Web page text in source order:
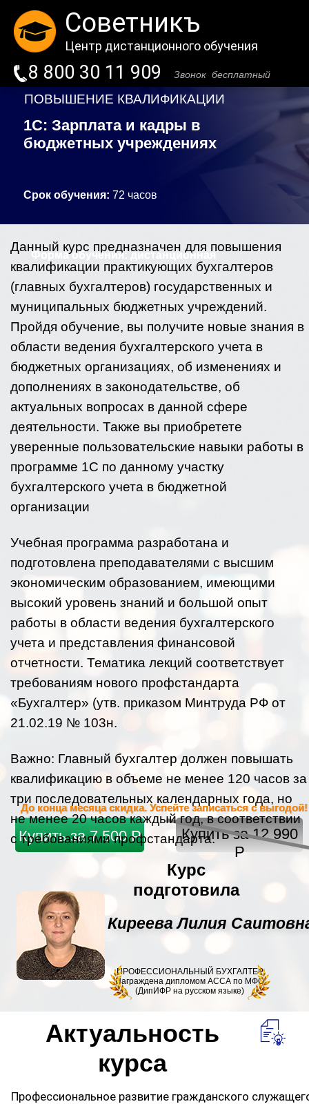
Советникъ
Центр дистанционного обучения
8 800 30 11 909 Звонок бесплатный
ПОВЫШЕНИЕ КВАЛИФИКАЦИИ
1С: Зарплата и кадры в
бюджетных учреждениях
Срок обучения: 72 часов
До конца месяца скидка. Успейте записаться с выгодой!
Купить за 12 990
Р
Купить за 7 500 Р
Курс
подготовила
Киреева Лилия
ПРОФЕССИОНАЛЬНЫЙ БУХГАЛТЕР
Награждена дипломом АССА по МФО
(ДипИФР на русском языке)
Данный курс предназначен для повышения
квалификации практикующих бухгалтеров
(главных бухгалтеров) государственных и
муниципальных бюджетных учреждений.
Пройдя обучение, вы получите новые знания в
области ведения бухгалтерского учета в
бюджетных организациях, об изменениях и
дополнениях в законодательстве, об
актуальных вопросах в данной сфере
деятельности. Также вы приобретете
уверенные пользовательские навыки работы в
программе 1С по данному участку
бухгалтерского учета в бюджетной
организации
Учебная программа разработана и
подготовлена преподавателями с высшим
экономическим образованием, имеющими
высокий уровень знаний и большой опыт
работы в области ведения бухгалтерского
учета и представления финансовой
отчетности. Тематика лекций соответствует
требованиям нового профстандарта
«Бухгалтер» (утв. приказом Минтруда РФ от
21.02.19 № 103н.
Важно: Главный бухгалтер должен повышать
квалификацию в объеме не менее 120 часов за
три последовательных календарных года, но
не менее 20 часов каждый год, в соответствии
с требованиями профстандарта.
Форма обучения:дистанционная
Форма обучения:дистанционная
Актуальность
курса
Профессиональное развитие гражданского